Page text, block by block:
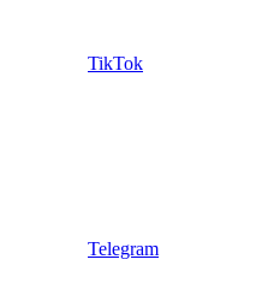
TikTok
Telegram